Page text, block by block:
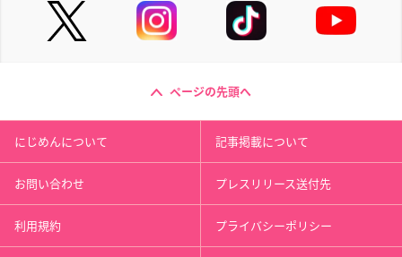
ページの先頭へ
にじめんについて 記事掲載について
お問い合わせ プレスリリース送付先
利用規約 プライバシーポリシー